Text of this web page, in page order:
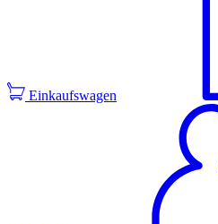
Einkaufswagen